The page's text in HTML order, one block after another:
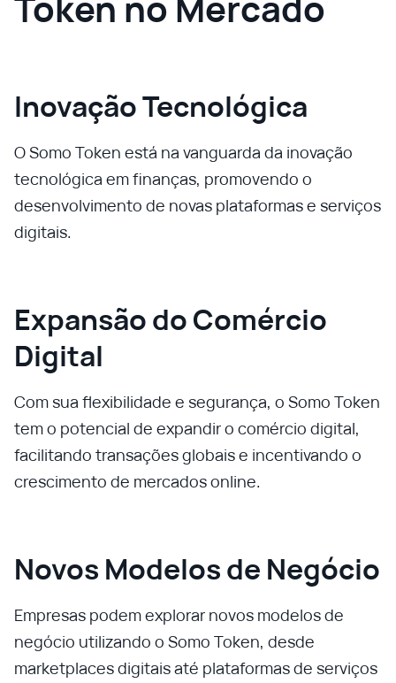
Inovação Tecnológica
O Somo Token está na vanguarda da inovação
tecnológica em finanças, promovendo o
desenvolvimento de novas plataformas e serviços
digitais.
Expansão do Comércio
Digital
Com sua flexibilidade e segurança, o Somo Token
tem o potencial de expandir o comércio digital,
facilitando transações globais e incentivando o
crescimento de mercados online.
Novos Modelos de Negócio
Empresas podem explorar novos modelos de
negócio utilizando o Somo Token, desde
marketplaces digitais até plataformas de serviços